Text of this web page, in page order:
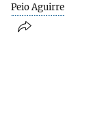
Peio Aguirre